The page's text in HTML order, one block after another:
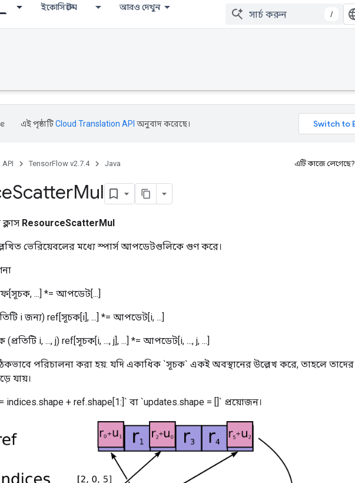
ইকোসিস্টেম আরও দেখুন
/
এই পৃষ্ঠাটিCloud Translation API অনুবাদ করেছে।
API TensorFlow v2.7.4 Java এটি কাজে লেগেছে?
ScatterMul
ResourceScatterMul
ভেরিয়েবলের মধ্যে স্পার্স আপডেটগুলিকে গুণ করে।
...] *= আপডেট[...]
i জন্য) ref[সূচক[i], ...] *= আপডেট[i, ...]
(প্রতিটি i, ..., j) ref[সূচক[i, ..., j], ...] *= আপডেট[i, ..., j, ...]
পরিচালনা করা হয়: যদি একাধিক `সূচক` একই অবস্থানের উল্লেখ করে, তাহলে তাদের
যায়।
indices.shape + ref.shape[1:]` বা `updates.shape = []` প্রয়োজন।